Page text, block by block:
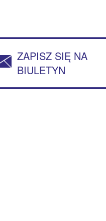
ZAPISZ SIĘ NA
BIULETYN